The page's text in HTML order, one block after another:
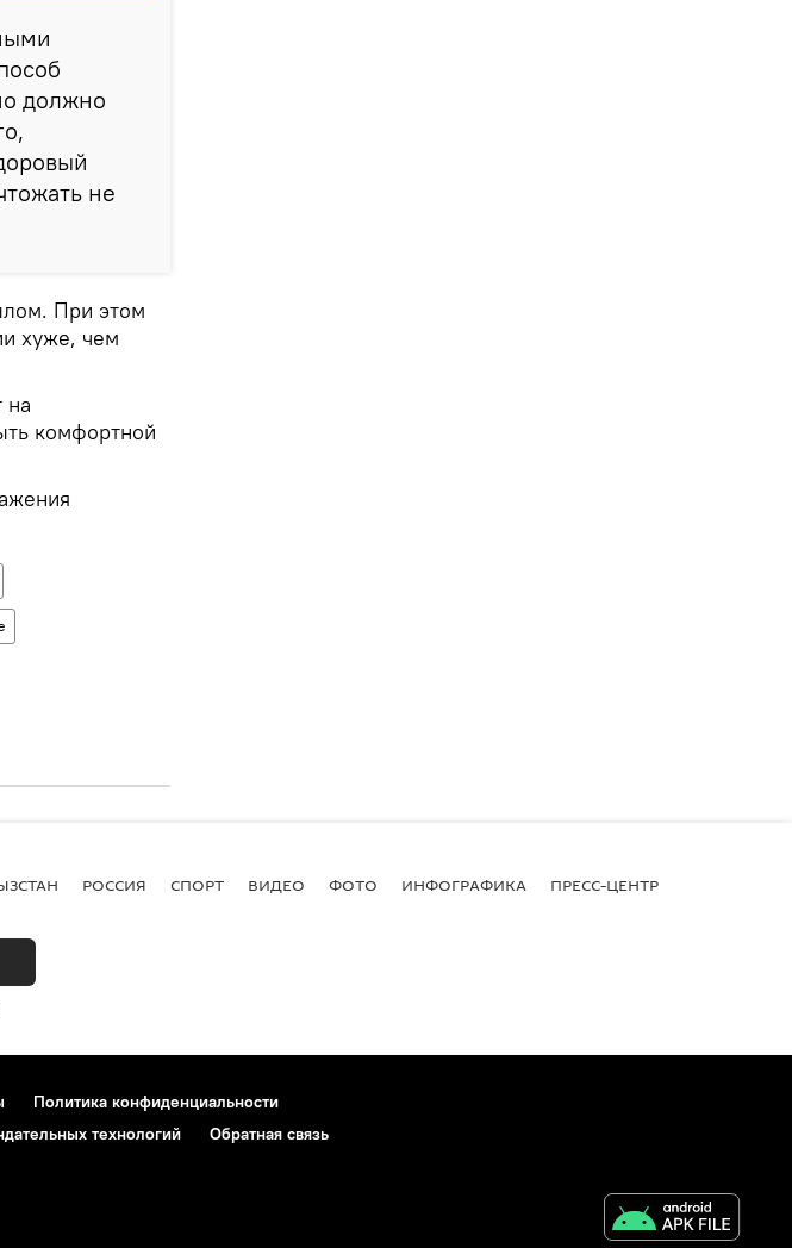
должно
не
При этом
хуже, чем
на
комфортной
РОССИЯ СПОРТ ВИДЕО ФОТО ИНФОГРАФИКА ПРЕСС-ЦЕНТР
Политика конфиденциальности
технологий Обратная связь